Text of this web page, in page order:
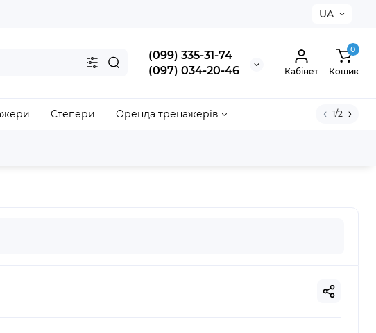
UA
(099) 335-31-74
(097) 034-20-46
Кабінет
0
Кошик
Степери Оренда тренажерів 1/2